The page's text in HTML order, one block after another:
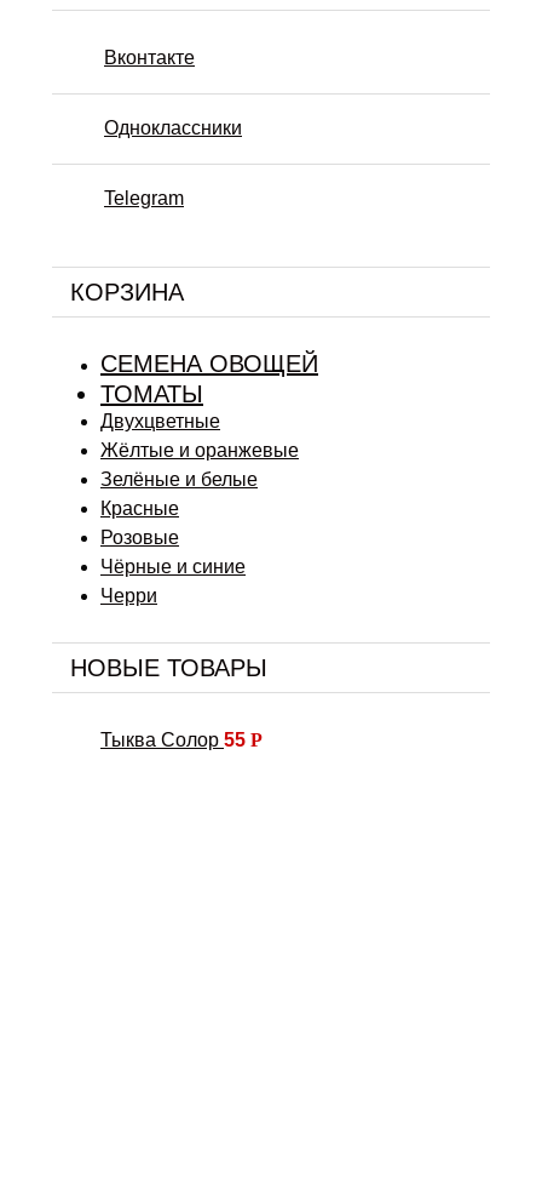
Вконтакте
Одноклассники
Telegram
КОРЗИНА
СЕМЕНА ОВОЩЕЙ
ТОМАТЫ
Двухцветные
Жёлтые и оранжевые
Зелёные и белые
Красные
Розовые
Чёрные и синие
Черри
НОВЫЕ ТОВАРЫ
Тыква Солор 55 Р